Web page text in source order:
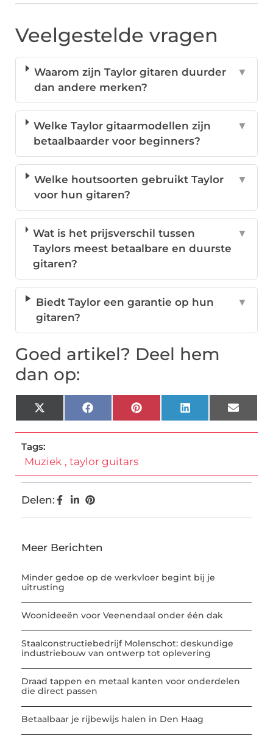
Veelgestelde vragen
Waarom zijn Taylor gitaren duurder
dan andere merken?
▼
Welke Taylor gitaarmodellen zijn
betaalbaarder voor beginners?
▼
Welke houtsoorten gebruikt Taylor
voor hun gitaren?
▼
Wat is het prijsverschil tussen
Taylors meest betaalbare en duurste
gitaren?
▼
Biedt Taylor een garantie op hun
gitaren?
▼
Goed artikel? Deel hem
dan op:
X
(Twitter)
FacebookPinterestLinkedInEmail
Tags:
Muziek , taylor guitars
Delen:
Meer Berichten
Minder gedoe op de werkvloer begint bij je
uitrusting
Woonideeën voor Veenendaal onder één dak
Staalconstructiebedrijf Molenschot: deskundige
industriebouw van ontwerp tot oplevering
Draad tappen en metaal kanten voor onderdelen
die direct passen
Betaalbaar je rijbewijs halen in Den Haag